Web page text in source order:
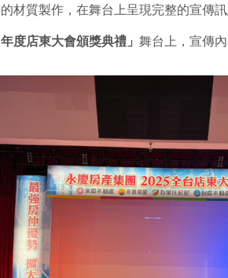
材質製作，在舞台上呈現完整的宣傳訊
度店東大會頒獎典禮」 舞台上，宣傳